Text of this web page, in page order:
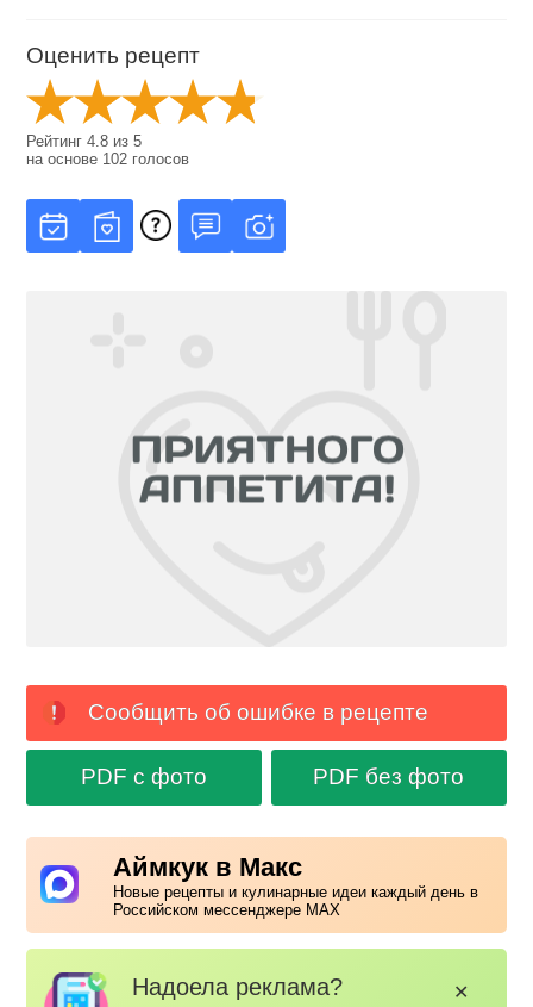
Оценить рецепт
Рейтинг4.8 из5
на основе 102 голосов
Сообщить об ошибке в рецепте
PDF с фото PDF без фото
Аймкук в Макс
Новые рецепты и кулинарные идеи каждый день в
Российском мессенджере MAX
Надоела реклама? ✕